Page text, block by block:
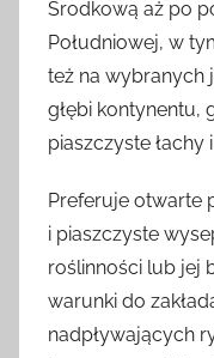
Środkową aż po
Południowej, w
też na wybranych
głębi kontynentu,
piaszczyste łachy
Preferuje otwarte
i piaszczyste
roślinności lub jej
warunki do
nadpływających